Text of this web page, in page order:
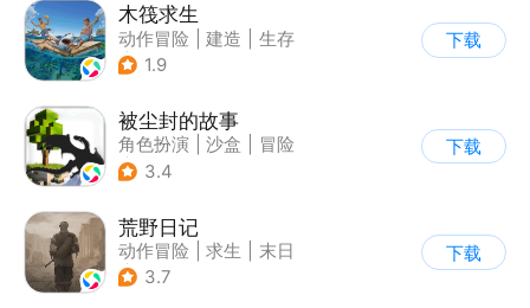
木筏求生
动作冒险 建造
生存
| 写实
1.9
下载
被尘封的故事
角色扮演 沙盒
冒险
| 开放世界
3.4
下载
荒野日记
动作冒险 求生
末日
| 荒野日记
3.7
下载